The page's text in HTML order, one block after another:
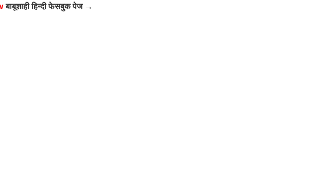
बाबूशाही हिन्दी फेसबुक पेज →